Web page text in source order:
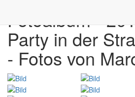
Fotoalbum -
Party in der
- Fotos von